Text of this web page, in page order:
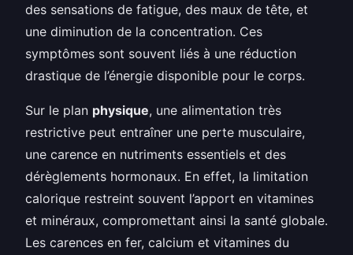
des sensations de fatigue, des maux de tête, et
une diminution de la concentration. Ces
symptômes sont souvent liés à une réduction
drastique de l’énergie disponible pour le corps.
Sur le plan physique, une alimentation très
restrictive peut entraîner une perte musculaire,
une carence en nutriments essentiels et des
dérèglements hormonaux. En effet, la limitation
calorique restreint souvent l’apport en vitamines
et minéraux, compromettant ainsi la santé globale.
Les carences en fer, calcium et vitamines du